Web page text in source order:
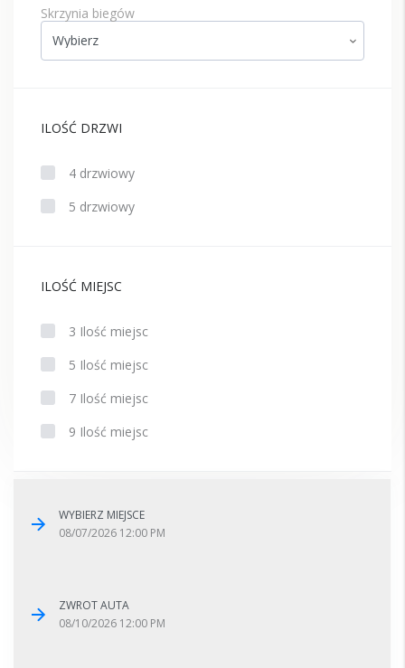
Skrzynia biegów
ILOŚĆ DRZWI
4 drzwiowy
5 drzwiowy
ILOŚĆ MIEJSC
3 Ilość miejsc
5 Ilość miejsc
7 Ilość miejsc
9 Ilość miejsc
WYBIERZ MIEJSCE
08/07/2026 12:00 PM
ZWROT AUTA
08/10/2026 12:00 PM